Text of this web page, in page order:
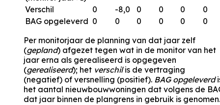
Verschil
0 -8,0 0 0 0
0
BAG opgeleverd 0 0 0 0 0
0
Per monitorjaar de planning van dat jaar zelf
(gepland) afgezet tegen wat in de monitor van het
jaar erna als gerealiseerd is opgegeven
(gerealiseerd); het verschilis de vertraging
(negatief) of versnelling (positief). BAG opgeleverd
het aantal nieuwbouwwoningen dat volgens de
dat jaar binnen de plangrens in gebruik is genomen.